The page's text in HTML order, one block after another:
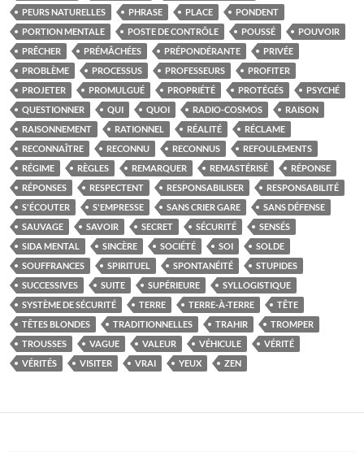
PEURS NATURELLES
PHRASE PLACE
PONDENT
PORTION MENTALE
POSTE DE CONTRÔLE POUSSÉ
POUVOIR
PRÊCHER
PRÉMÂCHÉES PRÉPONDÉRANTE
PRIVÉE
PROBLÈME
PROCESSUS PROFESSEURS
PROFITER
PROJETER
PROMULGUÉ PROPRIÉTÉ PROTÉGÉS
PSYCHÉ
QUESTIONNER
QUI QUOI RADIO-COSMOS
RAISON
RAISONNEMENT
RATIONNEL RÉALITÉ
RÉCLAME
RECONNAÎTRE
RECONNU RECONNUS
REFOULEMENTS
RÉGIME
RÈGLES REMARQUER REMASTÉRISÉ
RÉPONSE
RÉPONSES
RESPECTENT RESPONSABILISER
RESPONSABILITÉ
S'ÉCOUTER
S'EMPRESSE SANS CRIER GARE
SANS DÉFENSE
SAUVAGE
SAVOIR SECRET SÉCURITÉ
SENSÉS
SIDA MENTAL
SINCÈRE SOCIÉTÉ SOI
SOLDE
SOUFFRANCES
SPIRITUEL SPONTANÉITÉ
STUPIDES
SUCCESSIVES
SUITE SUPÉRIEURE
SYLLOGISTIQUE
SYSTÈME DE SÉCURITÉ
TERRE TERRE-À-TERRE
TÊTE
TÊTES BLONDES
TRADITIONNELLES TRAHIR
TROMPER
TROUSSES
VAGUE VALEUR VÉHICULE
VÉRITÉ
VÉRITÉS
VISITER VRAI YEUX ZEN